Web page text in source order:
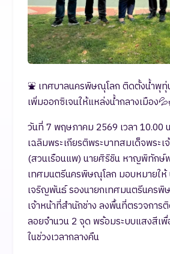
⛲ เทศบาลนครพิษณุโลก ติดตั้งน้ำพุ
เพิ่มออกซิเจนให้แหล่งน้ำกลางเมือง
วันที่ 7 พฤษภาคม 2569 เวลา 10.00
เฉลิมพระเกียรติพระบาทสมเด็จพระ
(สวนเรือนแพ) นายศิริชิน หาญพิทักษ์
เทศมนตรีนครพิษณุโลก มอบหมายให้
เจริญพันธ์ รองนายกเทศมนตรีนคร
เจ้าหน้าที่สำนักช่าง ลงพื้นที่ตรวจกา
ลอยจำนวน 2 จุด พร้อมระบบแสงสีเ
ในช่วงเวลากลางคืน